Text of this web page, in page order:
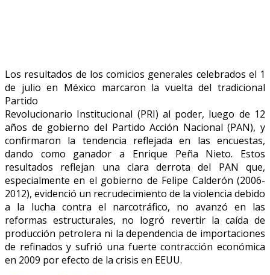
Los resultados de los comicios generales celebrados el 1
de julio en México marcaron la vuelta del tradicional
Partido
Revolucionario Institucional (PRI) al poder, luego de 12
años de gobierno del Partido Acción Nacional (PAN), y
confirmaron la tendencia reflejada en las encuestas,
dando como ganador a Enrique Peña Nieto. Estos
resultados reflejan una clara derrota del PAN que,
especialmente en el gobierno de Felipe Calderón (2006-
2012), evidenció un recrudecimiento de la violencia debido
a la lucha contra el narcotráfico, no avanzó en las
reformas estructurales, no logró revertir la caída de
producción petrolera ni la dependencia de importaciones
de refinados y sufrió una fuerte contracción económica
en 2009 por efecto de la crisis en EEUU.